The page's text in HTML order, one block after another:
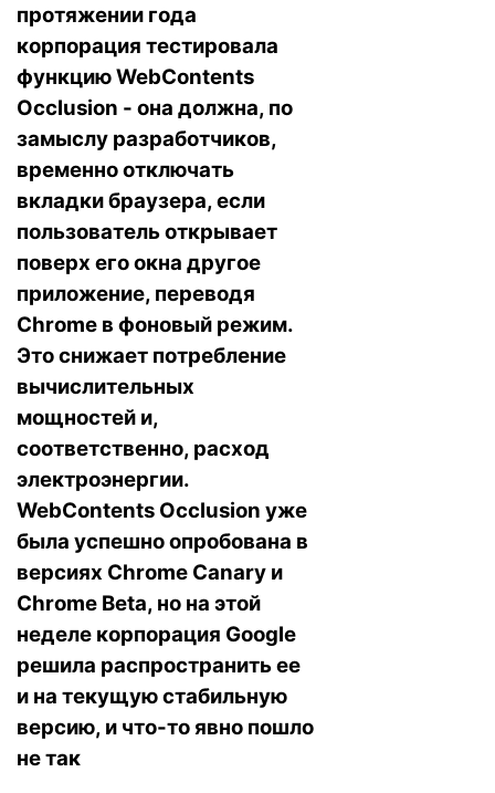
протяжении года
корпорация тестировала
функцию WebContents
Occlusion - она должна, по
замыслу разработчиков,
временно отключать
вкладки браузера, если
пользователь открывает
поверх его окна другое
приложение, переводя
Chrome в фоновый режим.
Это снижает потребление
вычислительных
мощностей и,
соответственно, расход
электроэнергии.
WebContents Occlusion уже
была успешно опробована в
версиях Chrome Canary и
Chrome Beta, но на этой
неделе корпорация Google
решила распространить ее
и на текущую стабильную
версию, и что-то явно пошло
не так